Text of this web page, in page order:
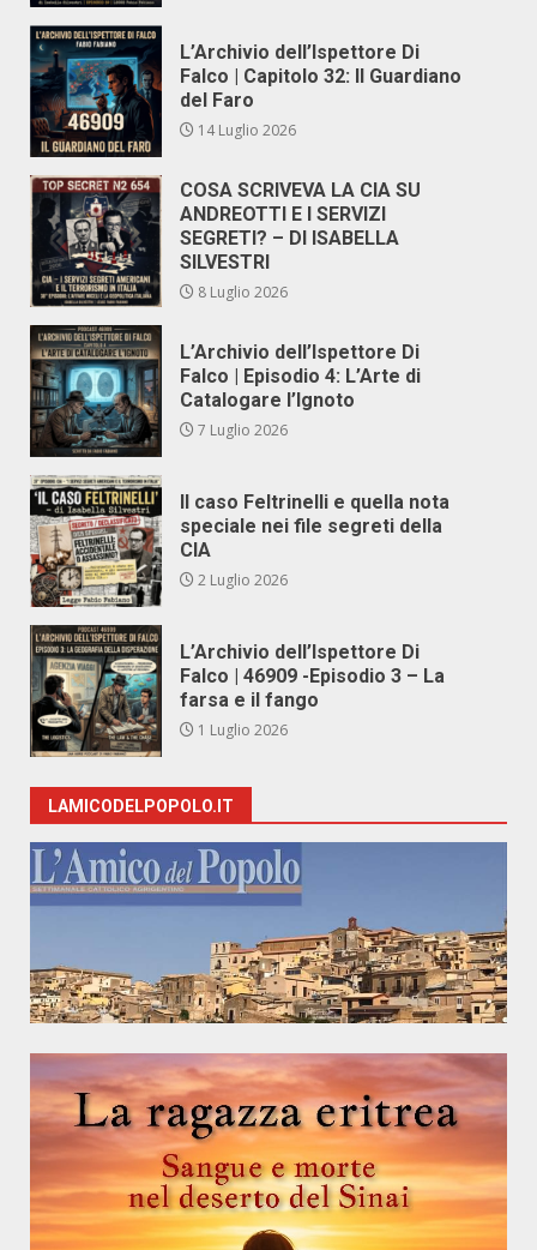
L’Archivio dell’Ispettore Di
Falco | Capitolo 32: Il Guardiano
del Faro
14 Luglio 2026
COSA SCRIVEVA LA CIA SU
ANDREOTTI E I SERVIZI
SEGRETI? – DI ISABELLA
SILVESTRI
8 Luglio 2026
L’Archivio dell’Ispettore Di
Falco | Episodio 4: L’Arte di
Catalogare l’Ignoto
7 Luglio 2026
Il caso Feltrinelli e quella nota
speciale nei file segreti della
CIA
2 Luglio 2026
L’Archivio dell’Ispettore Di
Falco | 46909 -Episodio 3 – La
farsa e il fango
1 Luglio 2026
LAMICODELPOPOLO.IT